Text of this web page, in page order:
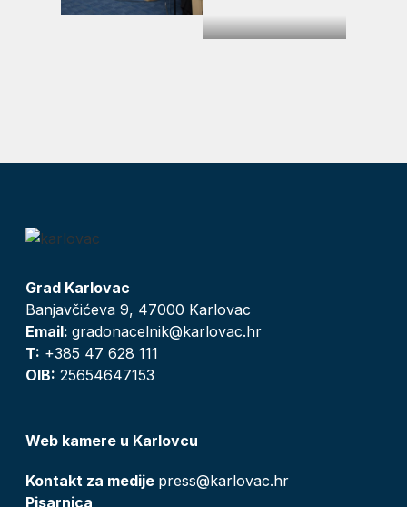
Grad Karlovac
Banjavčićeva 9, 47000 Karlovac
Email: gradonacelnik@karlovac.hr
T: +385 47 628 111
OIB: 25654647153
Web kamere u Karlovcu
Kontakt za medije press@karlovac.hr
Pisarnica